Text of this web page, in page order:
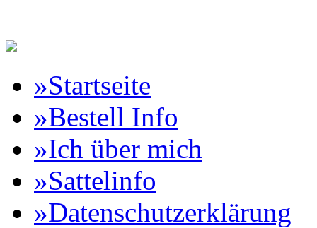
Reitartikelbörse Online
»Startseite
»Bestell Info
»Ich über mich
»Sattelinfo
»Datenschutzerklärung